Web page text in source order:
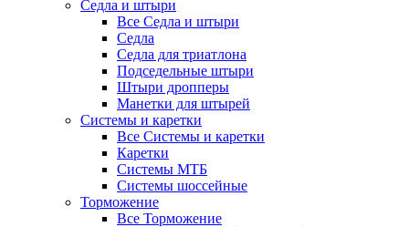
Седла и штыри
Все Седла и штыри
Седла
Седла для триатлона
Подседельные штыри
Штыри дропперы
Манетки для штырей
Системы и каретки
Все Системы и каретки
Каретки
Системы МТБ
Системы шоссейные
Торможение
Все Торможение